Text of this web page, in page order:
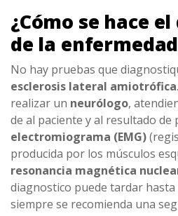
¿Cómo se hace
de la enfermedad
No hay pruebas que
esclerosis lateral amiotrófica
realizar un neurólogo,
de al paciente y al resultado de
electromiograma (EMG)
producida por los músculos
resonancia magnética
diagnostico puede tardar
siempre se recomienda una